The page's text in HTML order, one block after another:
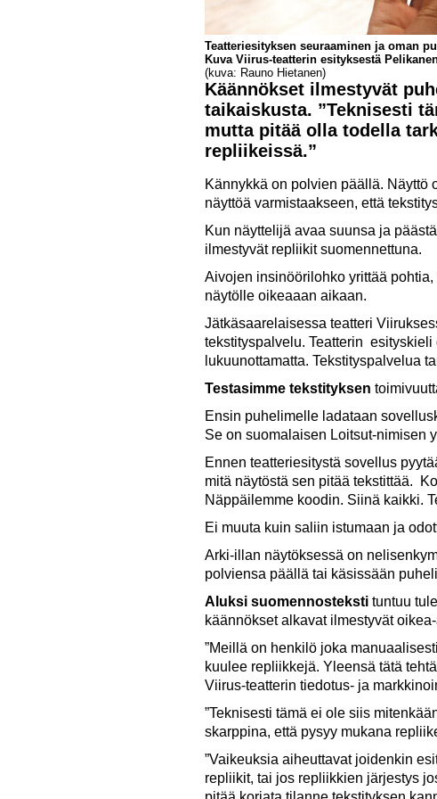
Teatteriesityksen seuraaminen ja oman
Kuva Viirus-teatterin esityksestä
(kuva: Rauno Hietanen)
Käännökset ilmestyvät
taikaiskusta. ”Teknisesti
mutta pitää olla todella
repliikeissä.”
Kännykkä on polvien päällä. Näyttö
näyttöä varmistaakseen, että
Kun näyttelijä avaa suunsa ja
ilmestyvät repliikit suomennettuna.
Aivojen insinöörilohko yrittää
näytölle oikeaaan aikaan.
Jätkäsaarelaisessa teatteri
tekstityspalvelu. Teatterin
lukuunottamatta. Tekstityspalvelua
Testasimme tekstityksen
Ensin puhelimelle ladataan
Se on suomalaisen Loitsut-nimisen
Ennen teatteriesitystä sovellus
mitä näytöstä sen pitää tekstittää.
Näppäilemme koodin. Siinä kaikki.
Ei muuta kuin saliin istumaan ja
Arki-illan näytöksessä on
polviensa päällä tai käsissään
Aluksi suomennostekstituntuu
käännökset alkavat ilmestyvät
”Meillä on henkilö joka
kuulee repliikkejä. Yleensä tätä
Viirus-teatterin tiedotus- ja
”Teknisesti tämä ei ole siis
skarppina, että pysyy mukana
”Vaikeuksia aiheuttavat joidenkin
repliikit, tai jos repliikkien järjestys